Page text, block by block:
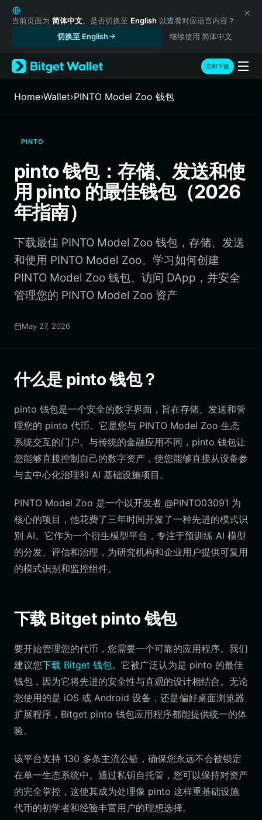
English
日本語
Русский
Español (Latinoamérica)
Türkçe
Italiano
繁體中文
Português (Portugal)
Bahasa Indonesia
ภาษาไทย
हिन्दी
Português (Brasil)
Español (Argentina)
当前页面为 简体中文。是否切换至 English 以查看对应语言内容？
切换至 English
继续使用 简体中文
立即下载
Home›Wallet›PINTO Model Zoo 钱包
PINTO
pinto 钱包：存储、发送和使
用 pinto 的最佳钱包（2026
年指南）
下载最佳 PINTO Model Zoo 钱包，存储、发送
和使用 PINTO Model Zoo。学习如何创建
PINTO Model Zoo 钱包、访问 DApp，并安全
管理您的 PINTO Model Zoo 资产
May 27, 2026
什么是 pinto 钱包？
pinto 钱包是一个安全的数字界面，旨在存储、发送和管
理您的 pinto 代币。它是您与 PINTO Model Zoo 生态
系统交互的门户。与传统的金融应用不同，pinto 钱包让
您能够直接控制自己的数字资产，使您能够直接从设备参
与去中心化治理和 AI 基础设施项目。
PINTO Model Zoo 是一个以开发者 @PINTO03091 为
核心的项目，他花费了三年时间开发了一种先进的模式识
别 AI。它作为一个衍生模型平台，专注于预训练 AI 模型
的分发、评估和治理，为研究机构和企业用户提供可复用
的模式识别和监控组件。
下载 Bitget pinto 钱包
要开始管理您的代币，您需要一个可靠的应用程序。我们
建议您下载 Bitget 钱包。它被广泛认为是 pinto 的最佳
钱包，因为它将先进的安全性与直观的设计相结合。无论
您使用的是 iOS 或 Android 设备，还是偏好桌面浏览器
扩展程序，Bitget pinto 钱包应用程序都能提供统一的体
验。
该平台支持 130 多条主流公链，确保您永远不会被锁定
在单一生态系统中。通过私钥自托管，您可以保持对资产
的完全掌控，这使其成为处理像 pinto 这样重基础设施
代币的初学者和经验丰富用户的理想选择。